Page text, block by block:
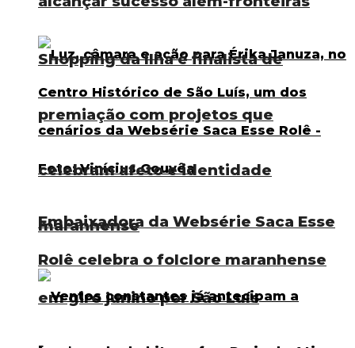
Embaixadora da Websérie Saca Esse
Rolê celebra o folclore maranhense
em giro junino por São Luís
Shopping da Ilha é finalista de
premiação com projetos que
celebram afeto e identidade
maranhense